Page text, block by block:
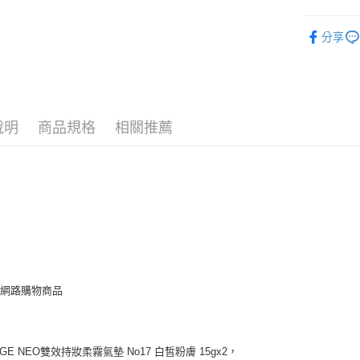
分享
明 商品規格 相關推薦
路購物商品
NEO雙效持妝柔霧氣墊 No17 白皙粉膚 15gx2，